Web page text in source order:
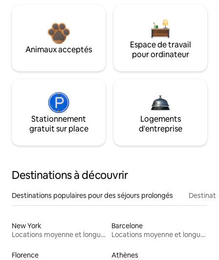
Animaux acceptés
Espace de travail
pour ordinateur
Stationnement
gratuit sur place
Logements
d'entreprise
Destinations à découvrir
Destinations populaires pour des séjours prolongés
New York
Locations moyenne et longue durée
Barcelone
Locations moyenne et longue durée
Florence
Athènes